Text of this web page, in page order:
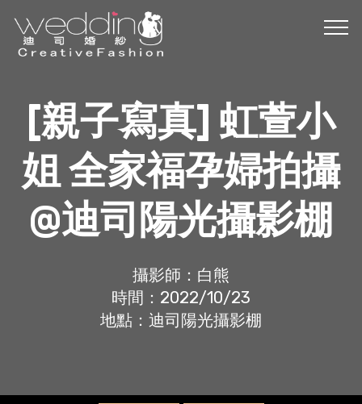
[親子寫真] 虹萱小
姐 全家福孕婦拍攝
@迪司陽光攝影棚
攝影師：白熊
時間：2022/10/23
地點：迪司陽光攝影棚